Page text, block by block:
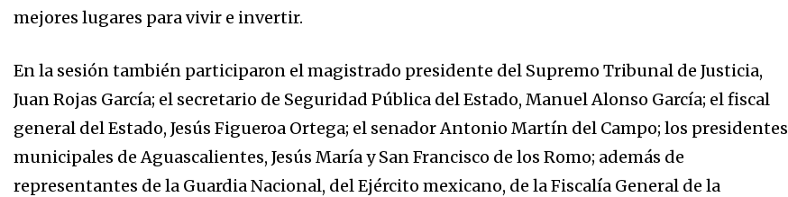
mejores lugares para vivir e invertir.
En la sesión también participaron el magistrado presidente del Supremo Tribunal de Justicia,
Juan Rojas García; el secretario de Seguridad Pública del Estado, Manuel Alonso García; el fiscal
general del Estado, Jesús Figueroa Ortega; el senador Antonio Martín del Campo; los presidentes
municipales de Aguascalientes, Jesús María y San Francisco de los Romo; además de
representantes de la Guardia Nacional, del Ejército mexicano, de la Fiscalía General de la